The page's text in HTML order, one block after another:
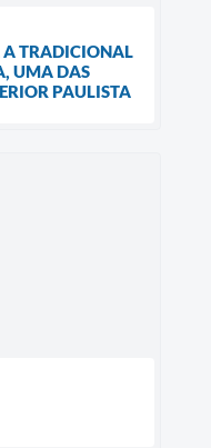
TRADICIONAL
UMA DAS
PAULISTA